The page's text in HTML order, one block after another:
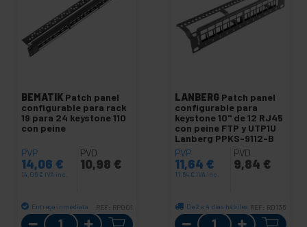
BEMATIK Patch panel
configurable para rack
19 para 24 keystone 110
con peine
PVP
14,06 €
14,06 € IVA inc.
PVD
10,98 €
Entrega inmediata REF: RP001
Cantidad
LANBERG Patch panel
configurable para
keystone 10" de 12 RJ45
con peine FTP y UTP1U
Lanberg PPKS-9112-B
PVP
11,64 €
11,64 € IVA inc.
PVD
9,84 €
De 2 a 4 días hábiles REF: RD135
Cantidad